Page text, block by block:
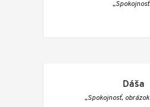
Dáša
„Spokojnosť,